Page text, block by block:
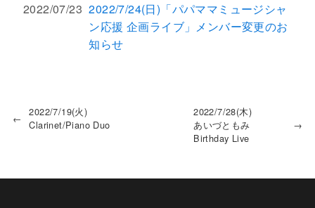
2022/07/23 2022/7/24(日)「パパママミュージシャ
ン応援 企画ライブ」メンバー変更のお
知らせ
←
2022/7/19(火)
Clarinet/Piano Duo
2022/7/28(木)
あいづともみ
Birthday Live
→